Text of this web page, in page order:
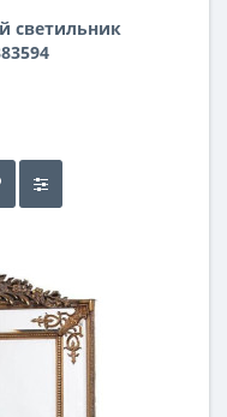
cветильник